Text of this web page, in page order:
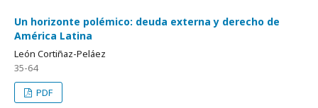
Un horizonte polémico: deuda externa y derecho de
América Latina
León Cortiñaz-Peláez
35-64
PDF